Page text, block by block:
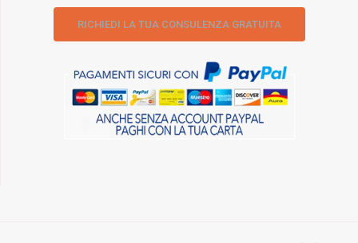
RICHIEDI LA TUA CONSULENZA GRATUITA